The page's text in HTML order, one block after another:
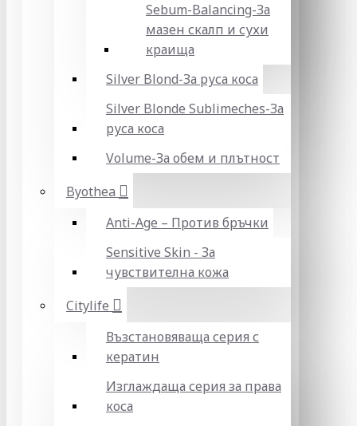
Sebum-Balancing-За
мазен скалп и сухи
краища
Silver Blond-За руса коса
Silver Blonde Sublіmeches-За
руса коса
Volume-За обем и плътност
Byothea
Anti-Age – Против бръчки
Sensitive Skin - За
чувствителна кожа
Citylife
Възстановяваща серия с
кератин
Изглаждаща серия за права
коса